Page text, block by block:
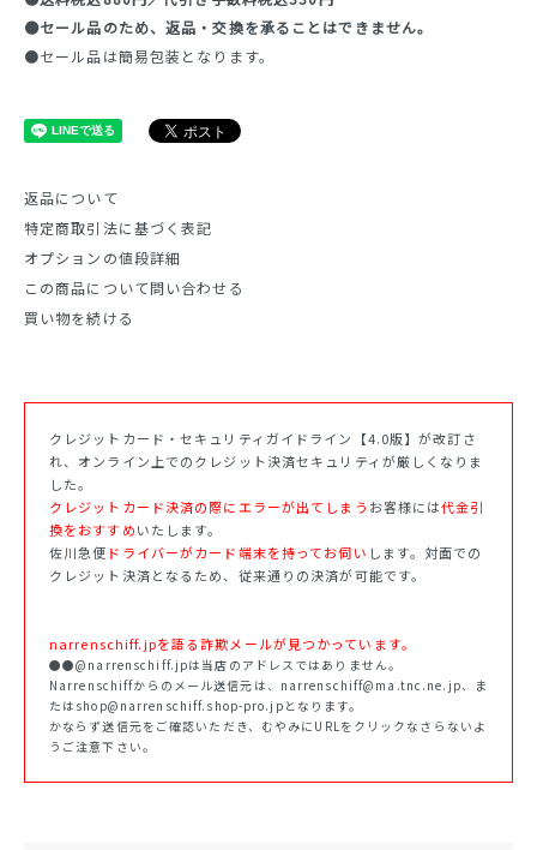
●セール品のため、返品・交換を承ることはできません。
●セール品は簡易包装となります。
返品について
特定商取引法に基づく表記
オプションの値段詳細
この商品について問い合わせる
買い物を続ける
クレジットカード・セキュリティガイドライン【4.0版】が改訂さ
れ、オンライン上でのクレジット決済セキュリティが厳しくなりま
した。
クレジットカード決済の際にエラーが出てしまう お客様には代金引
換をおすすめいたします。
佐川急便 ドライバーがカード端末を持ってお伺い します。対面での
クレジット決済となるため、従来通りの決済が可能です。
narrenschiff.jpを語る詐欺メールが見つかっています。
●●@narrenschiff.jpは当店のアドレスではありません。
Narrenschiffからのメール送信元は、narrenschiff@ma.tnc.ne.jp、ま
たはshop@narrenschiff.shop-pro.jpとなります。
かならず送信元をご確認いただき、むやみにURLをクリックなさらないよ
うご注意下さい。